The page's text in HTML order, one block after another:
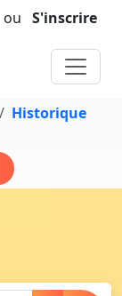
ou S'inscrire
Historique